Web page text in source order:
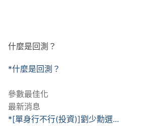
什麼是回測？
*什麼是回測？
參數最佳化
最新消息
*[單身行不行(投資)]劉少勳選...